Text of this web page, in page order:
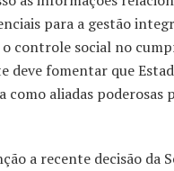
para a gestão
controle social no
fomentar que
aliadas poderosas
a recente decisão da